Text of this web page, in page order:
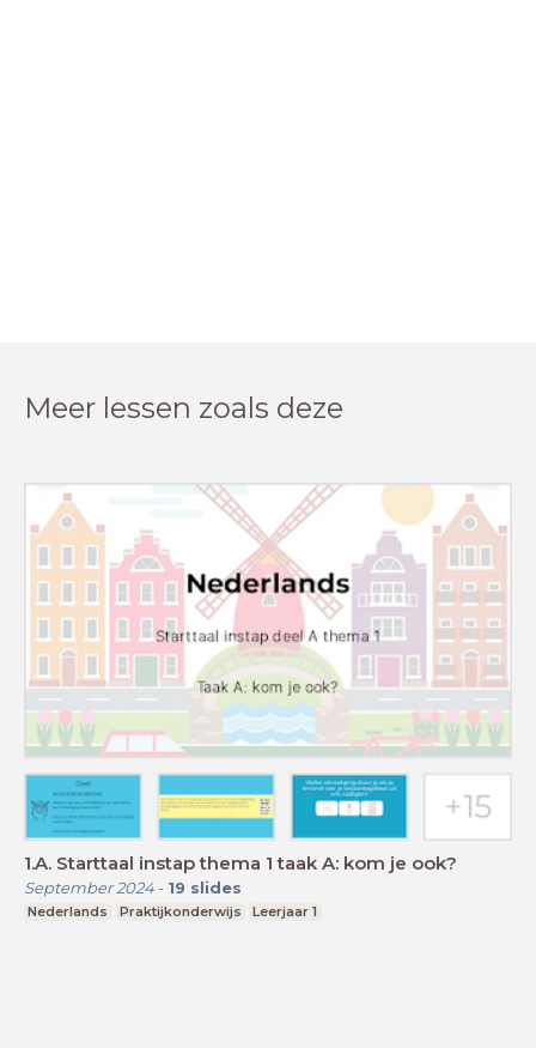
Meer lessen zoals deze
1.A. Starttaal instap thema 1 taak A: kom je ook?
September 2024- 19 slides
Nederlands Praktijkonderwijs Leerjaar 1